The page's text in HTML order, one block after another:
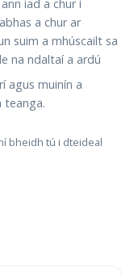
iad a chur i
a chur ar
suim a mhúscailt sa
na ndaltaí a ardú
agus muinín a
teanga.
bheidh tú i dteideal